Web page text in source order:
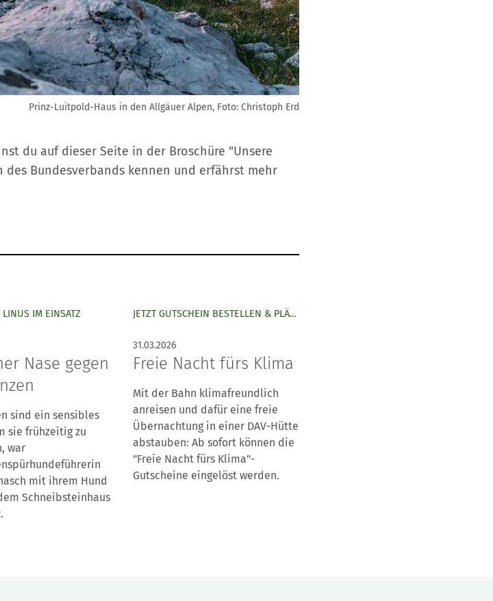
Prinz-Luitpold-Haus in den Allgäuer Alpen, Foto: Christoph Erd
du auf dieser Seite in der Broschüre "Unsere
Bundesverbands kennen und erfährst mehr
IM EINSATZ
Nase gegen
sind ein sensibles
sie frühzeitig zu
war
mit ihrem Hund
Schneibsteinhaus
JETZT GUTSCHEIN BESTELLEN & PLÄTZE BUCHEN!
31.03.2026
Freie Nacht fürs Klima
Mit der Bahn klimafreundlich
anreisen und dafür eine freie
Übernachtung in einer DAV-Hütte
abstauben: Ab sofort können die
"Freie Nacht fürs Klima"-
Gutscheine eingelöst werden.